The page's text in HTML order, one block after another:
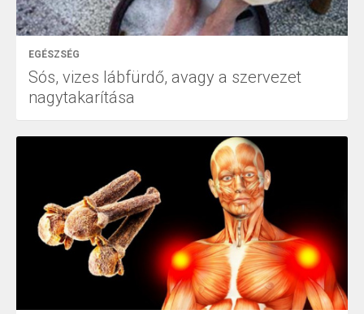
EGÉSZSÉG
Sós, vizes lábfürdő, avagy a szervezet
nagytakarítása